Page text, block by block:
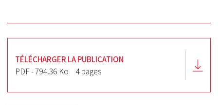
TÉLÉCHARGER LA PUBLICATION
PDF - 794.36 Ko
4 pages